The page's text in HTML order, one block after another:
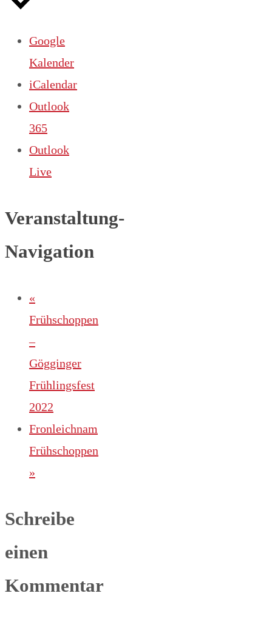
Google
Kalender
iCalendar
Outlook
365
Outlook
Live
Veranstaltung-
Navigation
«
Frühschoppen
–
Gögginger
Frühlingsfest
2022
Fronleichnam
Frühschoppen
»
Schreibe
einen
Kommentar